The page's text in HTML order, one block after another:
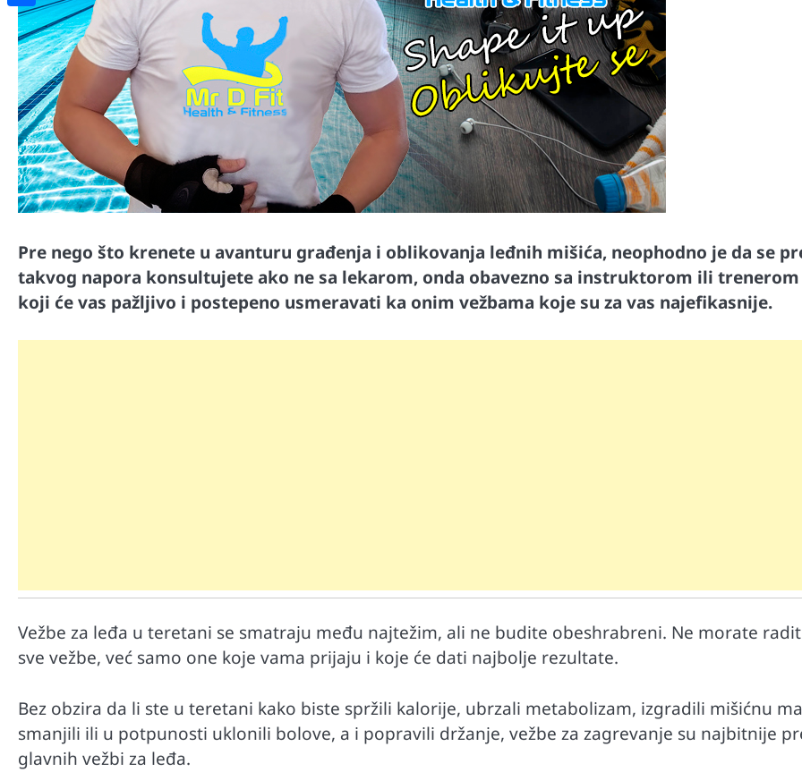
Pre nego što krenete u avanturu građenja i oblikovanja leđnih mišića, neophodno je da se
takvog napora konsultujete ako ne sa lekarom, onda obavezno sa instruktorom ili trenerom
koji će vas pažljivo i postepeno usmeravati ka onim vežbama koje su za vas najefikasnije.
Vežbe za leđa u teretani se smatraju među najtežim, ali ne budite obeshrabreni. Ne morate
sve vežbe, već samo one koje vama prijaju i koje će dati najbolje rezultate.
Bez obzira da li ste u teretani kako biste spržili kalorije, ubrzali metabolizam, izgradili mišićnu
smanjili ili u potpunosti uklonili bolove, a i popravili držanje, vežbe za zagrevanje su najbitnije
glavnih vežbi za leđa.
Međunarodni dan voća – Jedite prirodne
poslastice, ali umereno!
Međunarodni dan voća – Jedite
poslastice, ali umereno!
Share